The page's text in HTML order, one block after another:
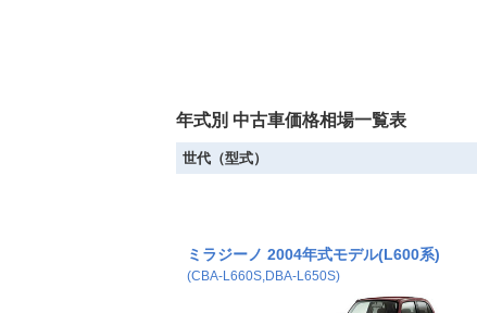
4WD ベースグレード
4WD ベースグレード ターボ
4WD ミニライトスペシャル
年式別 中古車価格相場一覧表
世代（型式）
ミラジーノ 2004年式モデル(L600系)
(CBA-L660S,DBA-L650S)